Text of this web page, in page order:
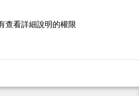
查看詳細說明的權限